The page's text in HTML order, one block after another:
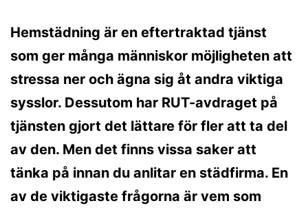
Hemstädning är en eftertraktad tjänst
som ger många människor möjligheten att
stressa ner och ägna sig åt andra viktiga
sysslor. Dessutom har RUT-avdraget på
tjänsten gjort det lättare för fler att ta del
av den. Men det finns vissa saker att
tänka på innan du anlitar en städfirma. En
av de viktigaste frågorna är vem som